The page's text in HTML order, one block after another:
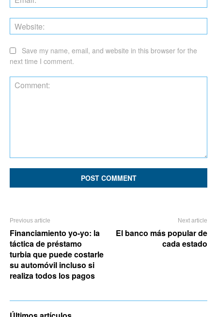
Save my name, email, and website in this browser for the
next time I comment.
Previous article
Financiamiento yo-yo: la
táctica de préstamo
turbia que puede costarle
su automóvil incluso si
realiza todos los pagos
Next article
El banco más popular de
cada estado